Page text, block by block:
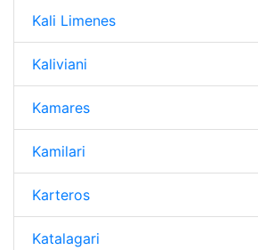
Kali Limenes
Kaliviani
Kamares
Kamilari
Karteros
Katalagari